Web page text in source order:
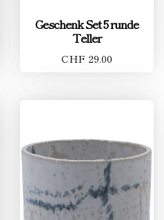
Geschenk Set 5 runde
Teller
CHF 29.00